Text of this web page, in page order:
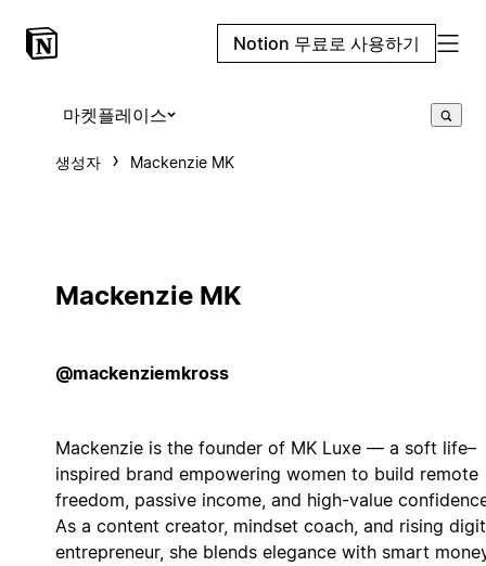
Notion 무료로 사용하기
마켓플레이스
생성자 Mackenzie MK
Mackenzie MK
@mackenziemkross
Mackenzie is the founder of MK Luxe — a soft life–
inspired brand empowering women to build remote
freedom, passive income, and high-value
As a content creator, mindset coach, and rising
entrepreneur, she blends elegance with smart